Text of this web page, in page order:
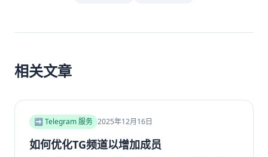
相关文章
➡️ Telegram 服务 2025年12月16日
如何优化TG频道以增加成员